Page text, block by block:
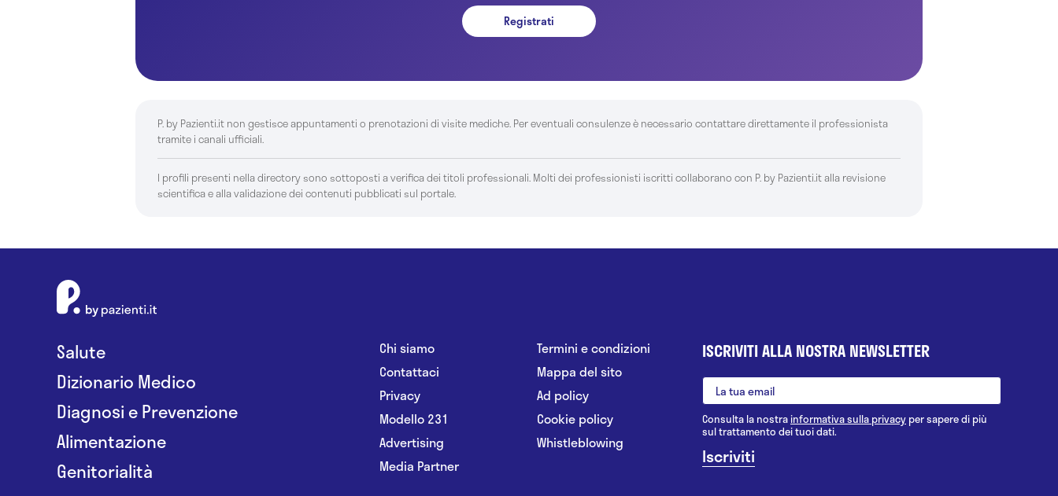
Registrati
P. by Pazienti.it non gestisce appuntamenti o prenotazioni di visite mediche. Per eventuali consulenze è necessario contattare direttamente il professionista
tramite i canali ufficiali.
I profili presenti nella directory sono sottoposti a verifica dei titoli professionali. Molti dei professionisti iscritti collaborano con P. by Pazienti.it alla revisione
scientifica e alla validazione dei contenuti pubblicati sul portale.
Salute
Dizionario Medico
Diagnosi e Prevenzione
Alimentazione
Genitorialità
Chi siamo
Contattaci
Privacy
Modello 231
Advertising
Media Partner
Termini e condizioni
Mappa del sito
Ad policy
Cookie policy
Whistleblowing
ISCRIVITI ALLA NOSTRA NEWSLETTER
Consulta la nostrainformativa sulla privacy per sapere di più
sul trattamento dei tuoi dati.